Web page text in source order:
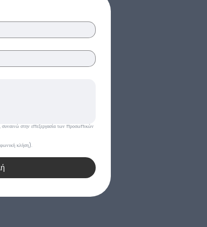
συναινώ στην επεξεργασία των προσωπικών
κλήση).